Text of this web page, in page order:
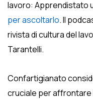
lavoro: Apprendistato
per ascoltarlo. Il
rivista di cultura del
Tarantelli.
Confartigianato
cruciale per affrontare